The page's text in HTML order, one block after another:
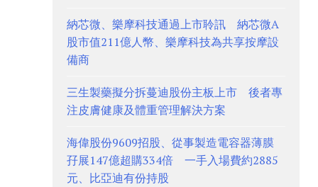
納芯微、樂摩科技通過上市聆訊 納芯微A
股市值211億人幣、樂摩科技為共享按摩設
備商
三生製藥擬分拆蔓迪股份主板上市 後者專
注皮膚健康及體重管理解決方案
海偉股份9609招股、從事製造電容器薄膜
孖展147億超購334倍 一手入場費約2885
元、比亞迪有份持股